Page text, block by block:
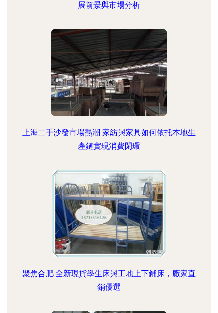
展前景與市場分析
上海二手沙發市場熱潮 家紡與家具如何依托本地生
產鏈實現消費閉環
聚焦合肥 全新現貨學生床與工地上下鋪床，廠家直
銷優選